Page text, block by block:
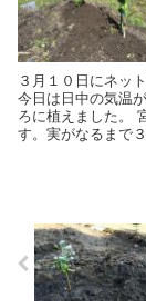
３月１０日にネッ
今日は日中の気温
ろに植えました。
す。実がなるまで